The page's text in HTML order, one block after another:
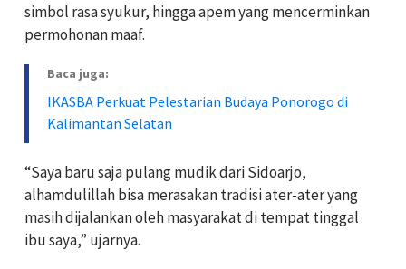
simbol rasa syukur, hingga apem yang mencerminkan
permohonan maaf.
Baca juga:
IKASBA Perkuat Pelestarian Budaya Ponorogo di
Kalimantan Selatan
“Saya baru saja pulang mudik dari Sidoarjo,
alhamdulillah bisa merasakan tradisi ater-ater yang
masih dijalankan oleh masyarakat di tempat tinggal
ibu saya,” ujarnya.